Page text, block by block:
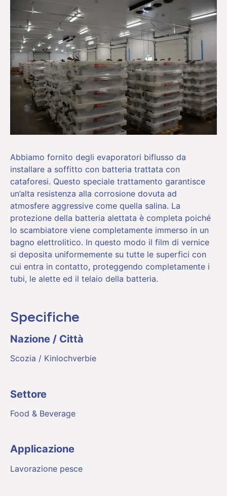
Abbiamo fornito degli evaporatori biflusso da
installare a soffitto con batteria trattata con
cataforesi. Questo speciale trattamento garantisce
un’alta resistenza alla corrosione dovuta ad
atmosfere aggressive come quella salina. La
protezione della batteria alettata è completa poiché
lo scambiatore viene completamente immerso in un
bagno elettrolitico. In questo modo il film di vernice
si deposita uniformemente su tutte le superfici con
cui entra in contatto, proteggendo completamente i
tubi, le alette ed il telaio della batteria.
Specifiche
Nazione / Città
Scozia / Kinlochverbie
Settore
Food & Beverage
Applicazione
Lavorazione pesce